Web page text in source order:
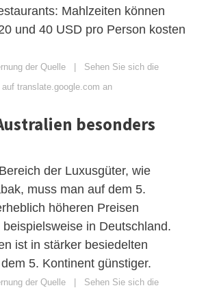
Mahlzeiten können
und 40 USD pro Person kosten
der Quelle | Sehen Sie sich die
translate.google.com an
besonders
der Luxusgüter, wie
muss man auf dem 5.
höheren Preisen
in Deutschland.
ist in stärker besiedelten
5. Kontinent günstiger.
der Quelle | Sehen Sie sich die